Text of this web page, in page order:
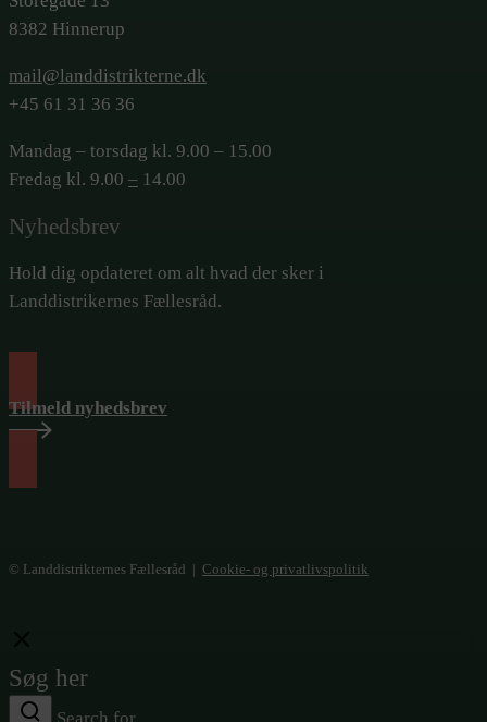
8382 Hinnerup
mail@landdistrikterne.dk
+45 61 31 36 36
Mandag – torsdag kl. 9.00 – 15.00
Fredag kl. 9.00 – 14.00
Nyhedsbrev
Hold dig opdateret om alt hvad der sker i
Landdistrikernes Fællesråd.
Tilmeld nyhedsbrev
© Landdistrikternes Fællesråd | Cookie- og privatlivspolitik
Søg her
Search for ...